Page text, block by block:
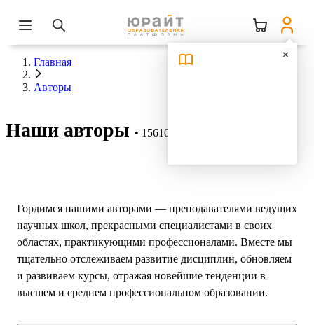
Главная
Авторы
Наши авторы 15610 авторов
Гордимся нашими авторами — преподавателями ведущих
научных школ, прекрасными специалистами в своих
областях, практикующими профессионалами. Вместе мы
тщательно отслеживаем развитие дисциплин, обновляем
и развиваем курсы, отражая новейшие тенденции в
высшем и среднем профессиональном образовании.